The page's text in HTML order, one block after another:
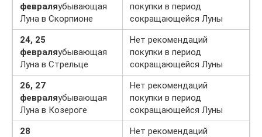
февраляубывающая
Луна в Скорпионе
покупки в период
сокращающейся Луны
24, 25
февраляубывающая
Луна в Стрельце
Нет рекомендаций
покупки в период
сокращающейся Луны
26, 27
февраляубывающая
Луна в Козероге
Нет рекомендаций
покупки в период
сокращающейся Луны
28
Нет рекомендаций